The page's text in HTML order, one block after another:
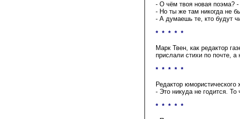
- О чём твоя новая поэма?
- Но ты же там никогда не
- А думаешь те, кто будут
* * * * *
Марк Твен, как редактор
прислали стихи по почте,
* * * * *
Редактор
- Это никуда не годится.
* * * * *